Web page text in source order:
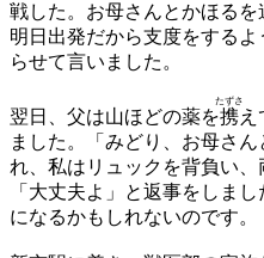
戦した。お母さんとかほるを
明日出発だから支度をする
らせて言いました。
翌日、父は山ほどの薬を携
たずさ
ました。「みどり、お母さ
れ、私はリュックを背負い、
「大丈夫よ」と返事をしま
になるかもしれないのです。